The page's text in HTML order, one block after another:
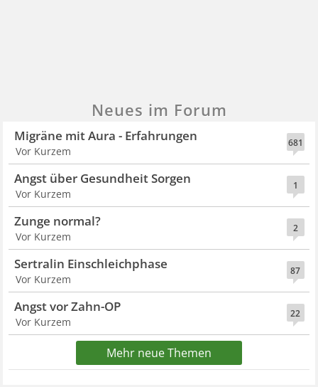
Neues im Forum
681
Migräne mit Aura - Erfahrungen
Vor Kurzem
1
Angst über Gesundheit Sorgen
Vor Kurzem
2
Zunge normal?
Vor Kurzem
87
Sertralin Einschleichphase
Vor Kurzem
22
Angst vor Zahn-OP
Vor Kurzem
Mehr neue Themen